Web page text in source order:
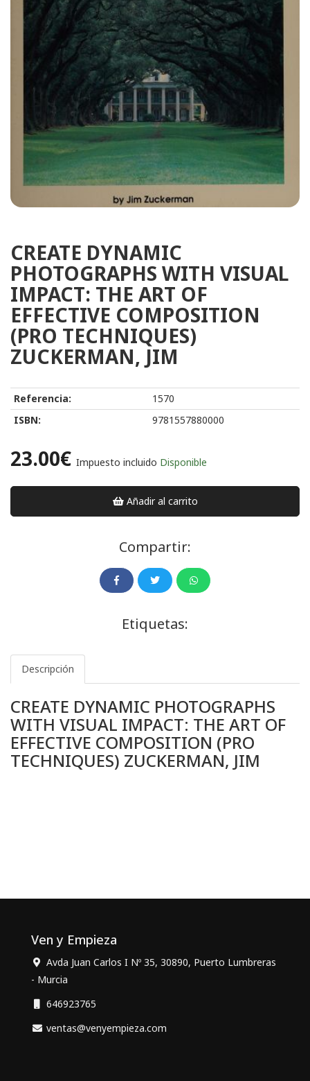
CREATE DYNAMIC
PHOTOGRAPHS WITH VISUAL
IMPACT: THE ART OF
EFFECTIVE COMPOSITION
(PRO TECHNIQUES)
ZUCKERMAN, JIM
Referencia:
1570
ISBN:
9781557880000
23.00€ Impuesto incluido Disponible
Añadir al carrito
Compartir:
Etiquetas:
Descripción
CREATE DYNAMIC PHOTOGRAPHS
WITH VISUAL IMPACT: THE ART OF
EFFECTIVE COMPOSITION (PRO
TECHNIQUES) ZUCKERMAN, JIM
Ven y Empieza
Avda Juan Carlos I Nº 35, 30890, Puerto Lumbreras
- Murcia
646923765
ventas@venyempieza.com